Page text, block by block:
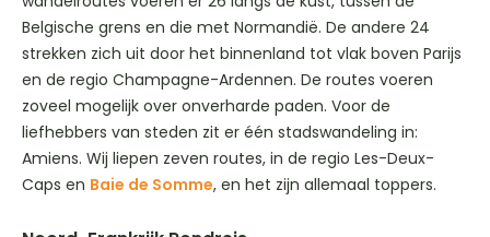
Belgische grens en die met Normandië. De andere 24
strekken zich uit door het binnenland tot vlak boven Parijs
en de regio Champagne-Ardennen. De routes voeren
zoveel mogelijk over onverharde paden. Voor de
liefhebbers van steden zit er één stadswandeling in:
Amiens. Wij liepen zeven routes, in de regio Les-Deux-
Caps en Baie de Somme, en het zijn allemaal toppers.